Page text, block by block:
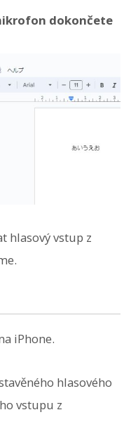
dokončete
hlasový vstup z
iPhone.
hlasového
vstupu z